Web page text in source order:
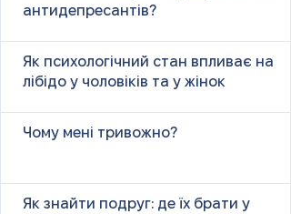
антидепресантів?
Як психологічний стан впливає на
лібідо у чоловіків та у жінок
Чому мені тривожно?
Як знайти подруг: де їх брати у